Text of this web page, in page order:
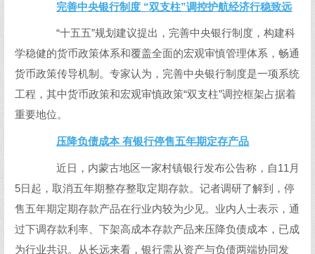
完善中央银行制度 “双支柱”调控护航经济行稳致远
“十五五”规划建议提出，完善中央银行制度，构建科
学稳健的货币政策体系和覆盖全面的宏观审慎管理体系，畅通
货币政策传导机制。专家认为，完善中央银行制度是一项系统
工程，其中货币政策和宏观审慎政策“双支柱”调控框架占据着
重要地位。
压降负债成本 有银行停售五年期定存产品
近日，内蒙古地区一家村镇银行发布公告称，自11月
5日起，取消五年期整存整取定期存款。记者调研了解到，停
售五年期定期存款产品在行业内较为少见。业内人士表示，通
过下调存款利率、下架高成本存款产品来压降负债成本，已成
为行业共识。从长远来看，银行需从资产与负债两端协同发